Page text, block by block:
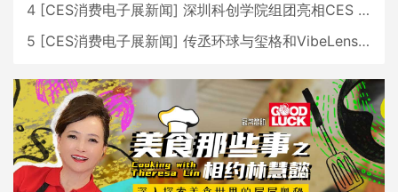
4 [CES消费电子展新闻] 深圳科创学院组团亮相CES 广受好评
5 [CES消费电子展新闻] 传丞环球与玺格和VibeLens共同推出全新耳机